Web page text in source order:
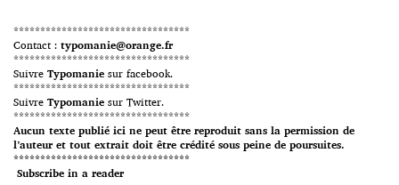
*********************************
Contact : typomanie@orange.fr
*********************************
Suivre Typomanie sur facebook.
*********************************
Suivre Typomanie sur Twitter.
*********************************
Aucun texte publié ici ne peut être reproduit sans la permission de
l’auteur et tout extrait doit être crédité sous peine de poursuites.
*********************************
Subscribe in a reader